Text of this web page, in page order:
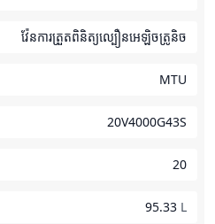
វ៉ែនការត្រួតពិនិត្យល្បឿនអេឡិចត្រូនិច
MTU
20V4000G43S
20
95.33 L